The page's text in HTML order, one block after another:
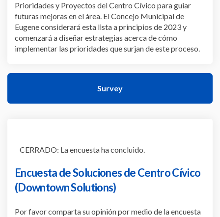
Prioridades y Proyectos del Centro Cívico para guiar
futuras mejoras en el área. El Concejo Municipal de
Eugene considerará esta lista a principios de 2023 y
comenzará a diseñar estrategias acerca de cómo
implementar las prioridades que surjan de este proceso.
Survey
CERRADO: La encuesta ha concluido.
Encuesta de Soluciones de Centro Cívico
(Downtown Solutions)
Por favor comparta su opinión por medio de la encuesta